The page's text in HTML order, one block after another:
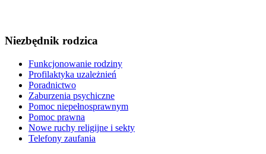
Niezbędnik rodzica
Funkcjonowanie rodziny
Profilaktyka uzależnień
Poradnictwo
Zaburzenia psychiczne
Pomoc niepełnosprawnym
Pomoc prawna
Nowe ruchy religijne i sekty
Telefony zaufania